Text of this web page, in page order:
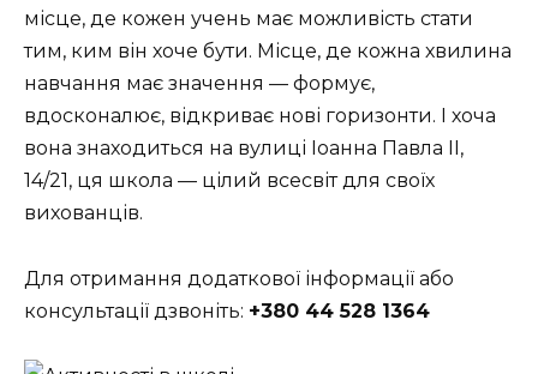
місце, де кожен учень має можливість стати
тим, ким він хоче бути. Місце, де кожна хвилина
навчання має значення — формує,
вдосконалює, відкриває нові горизонти. І хоча
вона знаходиться на вулиці Іоанна Павла II,
14/21, ця школа — цілий всесвіт для своїх
вихованців.
Для отримання додаткової інформації або
консультації дзвоніть: +380 44 528 1364